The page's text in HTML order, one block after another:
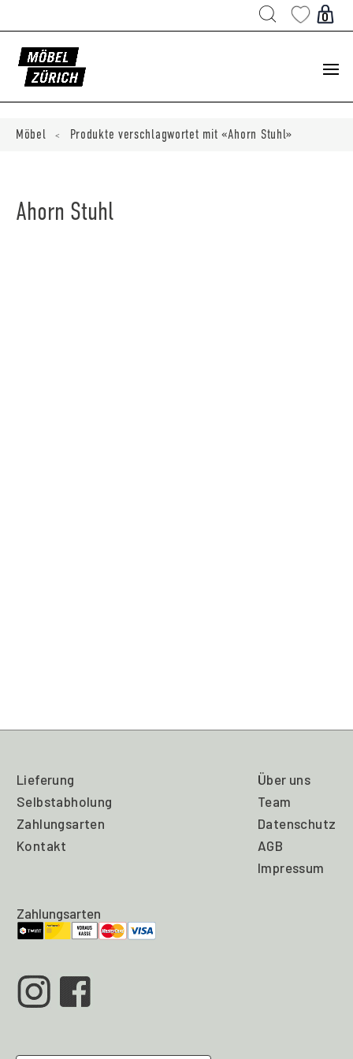
0
Möbel < Produkte verschlagwortet mit «Ahorn Stuhl»
Ahorn Stuhl
Lieferung
Selbstabholung
Zahlungsarten
Kontakt
Über uns
Team
Datenschutz
AGB
Impressum
Zahlungsarten